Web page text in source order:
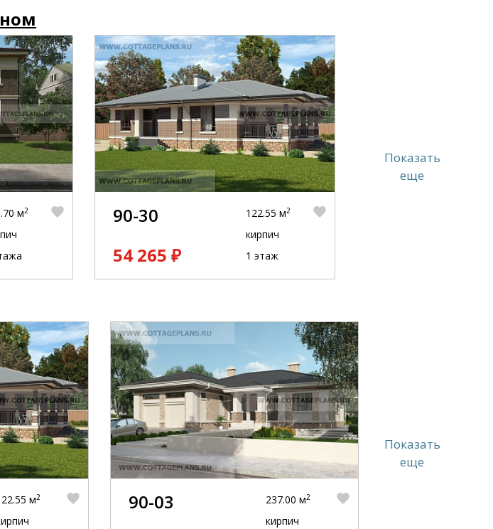
м2
90-30
54 265 ₽
122.55 м2
кирпич
1 этаж
Показать
еще
м2
90-03
237.00 м2
кирпич
Показать
еще